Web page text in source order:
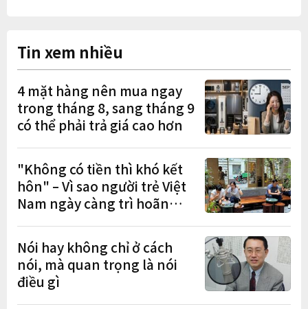
Tin xem nhiều
4 mặt hàng nên mua ngay
trong tháng 8, sang tháng 9
có thể phải trả giá cao hơn
"Không có tiền thì khó kết
hôn" – Vì sao người trẻ Việt
Nam ngày càng trì hoãn
Nói hay không chỉ ở cách
nói, mà quan trọng là nói
điều gì